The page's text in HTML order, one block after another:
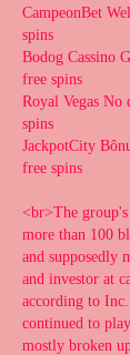
CampeonBet
spins
Bodog Cassino
free spins
Royal Vegas No
spins
JackpotCity
free spins
<br>The
more than 100
and supposedly
and investor at
according to
continued to
mostly broken